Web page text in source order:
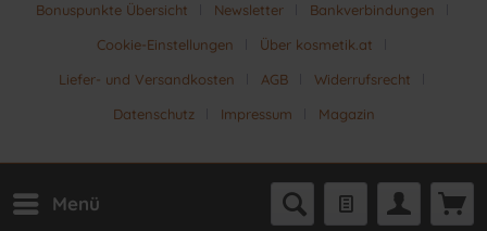
Menü
Bonuspunkte Übersicht
Newsletter
Bankverbindungen
Cookie-Einstellungen
Über kosmetik.at
Liefer- und Versandkosten
AGB
Widerrufsrecht
Datenschutz
Impressum Magazin